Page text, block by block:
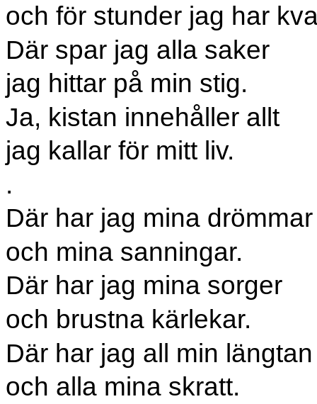
och för stunder jag har
Där spar jag alla saker
jag hittar på min stig.
Ja, kistan innehåller allt
jag kallar för mitt liv.
.
Där har jag mina drömmar
och mina sanningar.
Där har jag mina sorger
och brustna kärlekar.
Där har jag all min längtan
och alla mina skratt.